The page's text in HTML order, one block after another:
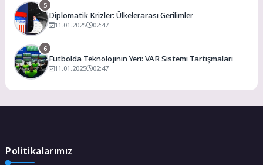
5
Diplomatik Krizler: Ülkelerarası Gerilimler
11.01.2025 02:47
6
Futbolda Teknolojinin Yeri: VAR Sistemi Tartışmaları
11.01.2025 02:47
Politikalarımız